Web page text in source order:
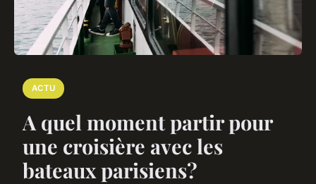
ACTU
A quel moment partir pour
une croisière avec les
bateaux parisiens?